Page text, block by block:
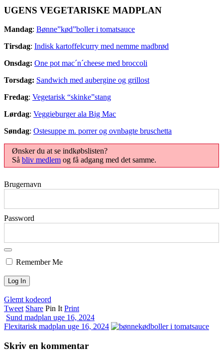
UGENS VEGETARISKE MADPLAN
Mandag: Bønne”kød”boller i tomatsauce
Tirsdag: Indisk kartoffelcurry med nemme madbrød
Onsdag: One pot mac´n´cheese med broccoli
Torsdag: Sandwich med aubergine og grillost
Fredag: Vegetarisk “skinke”stang
Lørdag: Veggieburger ala Big Mac
Søndag: Ostesuppe m. porrer og ovnbagte bruschetta
Ønsker du at se indkøbslisten?
Så bliv medlem og få adgang med det samme.
Brugernavn
Password
Remember Me
Glemt kodeord
Tweet Share Pin It Print
Sund madplan uge 16, 2024
Flexitarisk madplan uge 16, 2024
Skriv en kommentar